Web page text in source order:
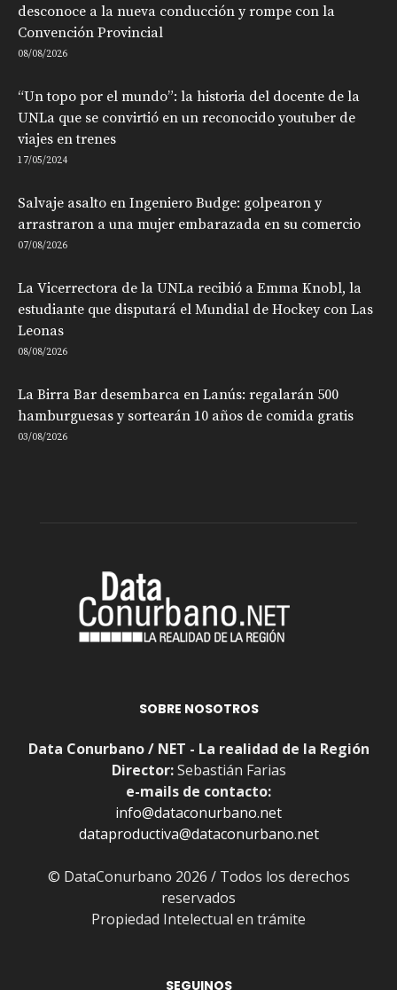
desconoce a la nueva conducción y rompe con la
Convención Provincial
08/08/2026
“Un topo por el mundo”: la historia del docente de la
UNLa que se convirtió en un reconocido youtuber de
viajes en trenes
17/05/2024
Salvaje asalto en Ingeniero Budge: golpearon y
arrastraron a una mujer embarazada en su comercio
07/08/2026
La Vicerrectora de la UNLa recibió a Emma Knobl, la
estudiante que disputará el Mundial de Hockey con Las
Leonas
08/08/2026
La Birra Bar desembarca en Lanús: regalarán 500
hamburguesas y sortearán 10 años de comida gratis
03/08/2026
SOBRE NOSOTROS
Data Conurbano / NET - La realidad de la Región
Director:Sebastián Farias
e-mails de contacto:
info@dataconurbano.net
dataproductiva@dataconurbano.net
© DataConurbano 2026 / Todos los derechos
reservados
Propiedad Intelectual en trámite
SEGUINOS